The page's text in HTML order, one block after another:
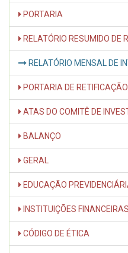
PORTARIA
RELATÓRIO RESUMIDO DE
RELATÓRIO MENSAL DE
PORTARIA DE RETIFICAÇÃO
ATAS DO COMITÊ DE
BALANÇO
GERAL
EDUCAÇÃO
INSTITUIÇÕES
CÓDIGO DE ÉTICA